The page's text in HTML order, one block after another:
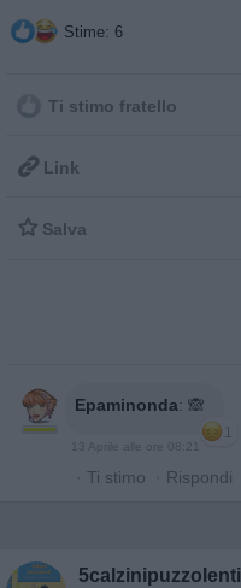
Stime: 6
Ti stimo fratello
 Link
 Salva
Epaminonda: 🙈
1
13 Aprile alle ore 08:21
· Ti stimo · Rispondi
5calzinipuzzolenti